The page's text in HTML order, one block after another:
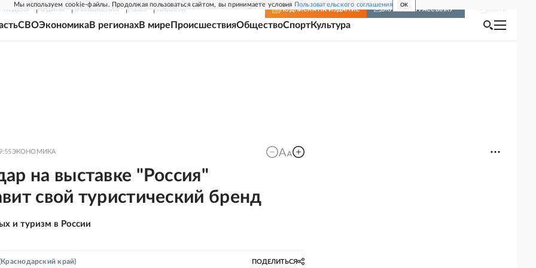
Мы используем cookie-файлы. Продолжая пользоваться сайтом, вы принимаете условия Пользовательского соглашения OK
НЕДЕЛЯ РОДИНА ПРИЛОЖЕНИЯ СОЮЗ НОВОСТИ ПОДПИСКА НА ИЗДАНИЕ ВКЛЮЧИТЬ РАССЫЛКУ
СВОЭкономикаВ регионахВ мире ПроисшествияОбществоСпортКультура
ЭКОНОМИКА
на выставке "Россия"
свой туристический бренд
и туризм в России
край) ПОДЕЛИТЬСЯ